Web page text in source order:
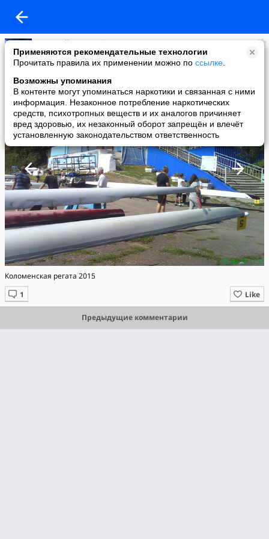
Применяются рекомендательные технологии
Прочитать правила их применении можно по ссылке
Возможны упоминания
В контенте могут упоминаться наркотики и связанная с ними
информация. Незаконное потребление наркотических
средств, психотропных веществ и их аналогов причиняет
вред здоровью, их незаконный оборот запрещён и влечёт
установленную законодательством ответственность
Василий Мясорубов
added a photo
15 Aug в 18:50
Коломенская регата 2015
Like
Предыдущие комментарии